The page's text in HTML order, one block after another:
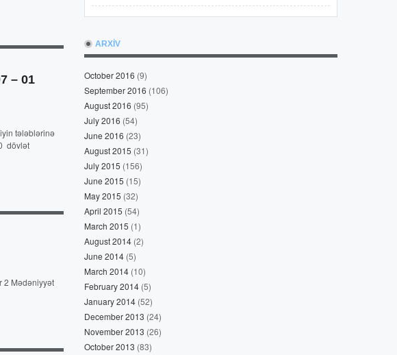
– 01
tələblərinə
dövlət
2 Mədəniyyət
ARXİV
October 2016 (9)
September 2016 (106)
August 2016 (95)
July 2016 (54)
June 2016 (23)
August 2015 (31)
July 2015 (156)
June 2015 (15)
May 2015 (32)
April 2015 (54)
March 2015 (1)
August 2014 (2)
June 2014 (5)
March 2014 (10)
February 2014 (5)
January 2014 (52)
December 2013 (24)
November 2013 (26)
October 2013 (83)